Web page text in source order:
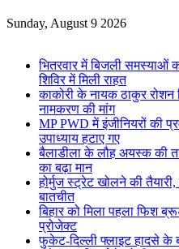
for
Sunday, August 9 2026
भितरवार में बिजली समस्याओं
शिविर में मिली राहत
काकोरी के नायक ठाकुर
नामकरण की मांग
MP PWD में इंजीनियरों की
उपाध्याय हटाए गए
बैलाडीला के लौह अयस्क की
का बढ़ा मान
होर्मुज स्ट्रेट खोलने की
बातचीत
बिहार को मिला पहला फिश
प्रोजेक्ट
फुकेट-दिल्ली फ्लाइट हादसे के